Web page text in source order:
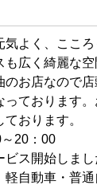
気よく、ここ
も広く綺麗な
のお店なので
っております
おります。
20：00
ビス開始しま
自動車・普